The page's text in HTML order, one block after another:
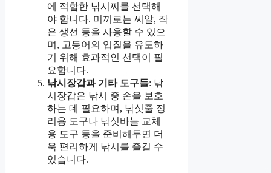
에 적합한 낚시찌를 선택해
야 합니다. 미끼로는 씨알, 작
은 생선 등을 사용할 수 있으
며, 고등어의 입질을 유도하
기 위해 효과적인 선택이 필
요합니다.
낚시장갑과 기타 도구들: 낚
시장갑은 낚시 중 손을 보호
하는 데 필요하며, 낚싯줄 정
리용 도구나 낚싯바늘 교체
용 도구 등을 준비해두면 더
욱 편리하게 낚시를 즐길 수
있습니다.